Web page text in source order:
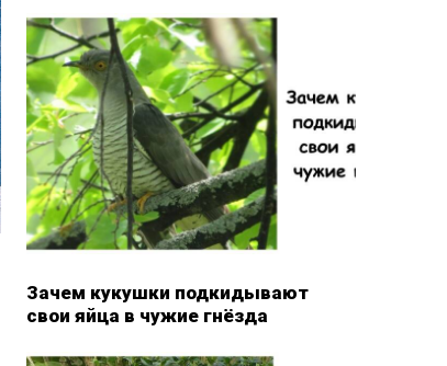
Зачем кукушки подкидывают
свои яйца в чужие гнёзда